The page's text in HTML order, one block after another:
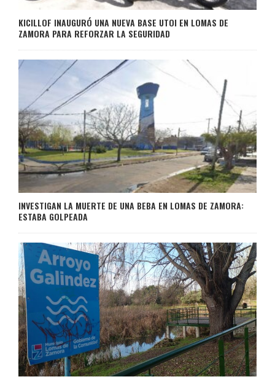
KICILLOF INAUGURÓ UNA NUEVA BASE UTOI EN LOMAS DE
ZAMORA PARA REFORZAR LA SEGURIDAD
INVESTIGAN LA MUERTE DE UNA BEBA EN LOMAS DE ZAMORA:
ESTABA GOLPEADA